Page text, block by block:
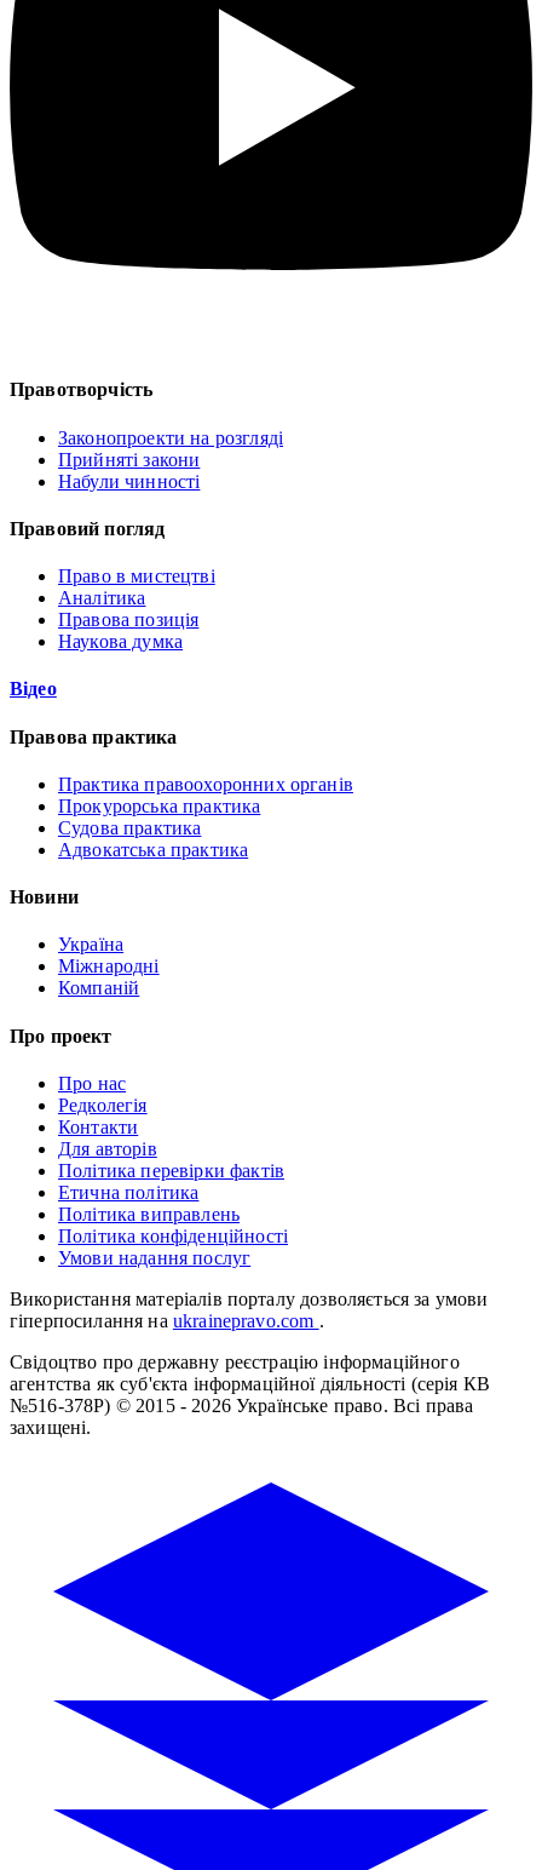
Правотворчість
Законопроекти на розгляді
Прийняті закони
Набули чинності
Правовий погляд
Право в мистецтві
Аналітика
Правова позиція
Наукова думка
Відео
Правова практика
Практика правоохоронних органів
Прокурорська практика
Судова практика
Адвокатська практика
Новини
Україна
Міжнародні
Компаній
Про проект
Про нас
Редколегія
Контакти
Для авторів
Політика перевірки фактів
Етична політика
Політика виправлень
Політика конфіденційності
Умови надання послуг
Використання матеріалів порталу дозволяється за умови
гіперпосилання на ukrainepravo.com .
Свідоцтво про державну реєстрацію інформаційного
агентства як суб'єкта інформаційної діяльності (серія КВ
№516-378Р) © 2015 - 2026 Українське право. Всі права
захищені.